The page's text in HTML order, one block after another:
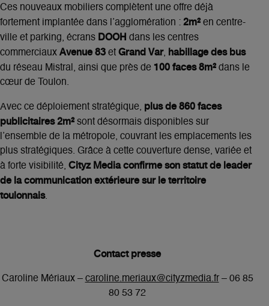
Ces nouveaux mobiliers complètent une offre déjà
fortement implantée dans l’agglomération : 2m² en centre-
ville et parking, écrans DOOH dans les centres
commerciaux Avenue 83 et Grand Var, habillage des bus
du réseau Mistral, ainsi que près de 100 faces 8m² dans le
cœur de Toulon.
Avec ce déploiement stratégique, plus de 860 faces
publicitaires 2m² sont désormais disponibles sur
l’ensemble de la métropole, couvrant les emplacements les
plus stratégiques. Grâce à cette couverture dense, variée et
à forte visibilité, Cityz Media confirme son statut de leader
de la communication extérieure sur le territoire
toulonnais.
Contact presse
Caroline Mériaux – caroline.meriaux@cityzmedia.fr– 06 85
80 53 72